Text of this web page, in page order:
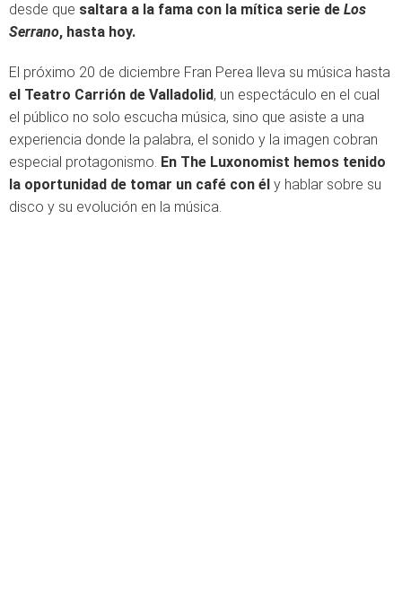
desde que saltara a la fama con la mítica serie de Los
Serrano, hasta hoy.
El próximo 20 de diciembre Fran Perea lleva su música hasta
el Teatro Carrión de Valladolid, un espectáculo en el cual
el público no solo escucha música, sino que asiste a una
experiencia donde la palabra, el sonido y la imagen cobran
especial protagonismo. En The Luxonomist hemos tenido
la oportunidad de tomar un café con él y hablar sobre su
disco y su evolución en la música.